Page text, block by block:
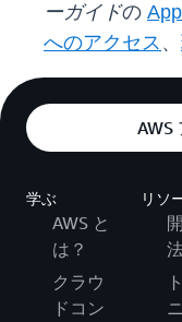
ーガイドの
へのアクセス 、
AWS
学ぶ
AWS と
は？
クラウ
ドコン
リソ